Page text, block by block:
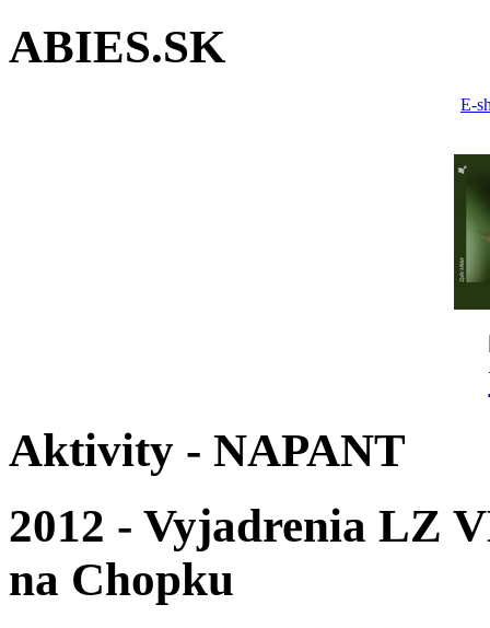
ABIES.SK
E-
Aktivity - NAPANT
2012 - Vyjadrenia LZ
na Chopku